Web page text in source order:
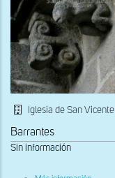
Iglesia de San Vicente
Barrantes
Sin información